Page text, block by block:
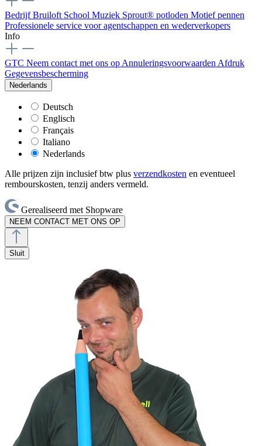
BedrijfBruiloft School Muziek Sprout® potloden Motief pennen
Professionele service voor agentschappen en wederverkopers
Info
GTC Neem contact met ons op Annuleringsvoorwaarden Afdruk
Gegevensbescherming
Nederlands
Deutsch
Englisch
Français
Italiano
Nederlands
Alle prijzen zijn inclusief btw plus verzendkosten en eventueel
rembourskosten, tenzij anders vermeld.
Gerealiseerd met Shopware
NEEM CONTACT MET ONS OP
Sluit